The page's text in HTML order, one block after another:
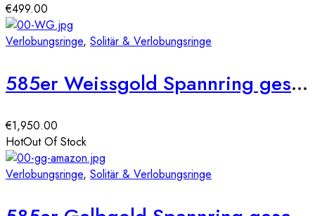
€499.00
Verlobungsringe, Solitär & Verlobungsringe
585er Weissgold Spannring geschwungen mit Diamant 0,35 ct.
€1,950.00
HotOut Of Stock
Verlobungsringe, Solitär & Verlobungsringe